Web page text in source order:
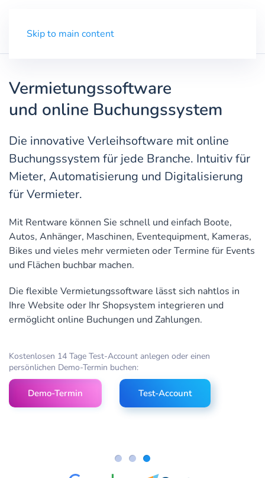
Skip to main content
Vermietungssoftware
und online Buchungssystem
Die innovative Verleihsoftware mit online
Buchungssystem für jede Branche. Intuitiv für
Mieter, Automatisierung und Digitalisierung
für Vermieter.
Mit Rentware können Sie schnell und einfach Boote,
Autos, Anhänger, Maschinen, Eventequipment, Kameras,
Bikes und vieles mehr vermieten oder Termine für Events
und Flächen buchbar machen.
Die flexible Vermietungssoftware lässt sich nahtlos in
Ihre Website oder Ihr Shopsystem integrieren und
ermöglicht online Buchungen und Zahlungen.
Kostenlosen 14 Tage Test-Account anlegen oder einen
persönlichen Demo-Termin buchen:
Demo-Termin Test-Account